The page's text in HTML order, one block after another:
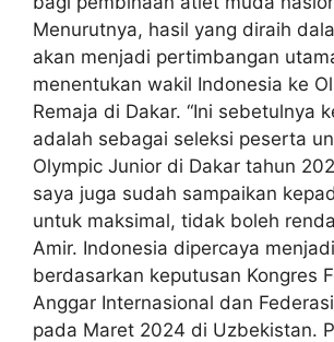
Menurutnya, hasil yang diraih
akan menjadi pertimbangan
menentukan wakil Indonesia ke
Remaja di Dakar. “Ini sebetulnya
adalah sebagai seleksi peserta
Olympic Junior di Dakar tahun
saya juga sudah sampaikan
untuk maksimal, tidak boleh
Amir. Indonesia dipercaya
berdasarkan keputusan Kongres
Anggar Internasional dan
pada Maret 2024 di Uzbekistan.